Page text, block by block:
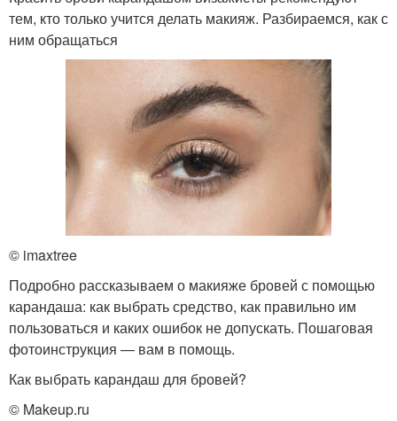
тем, кто только учится делать макияж. Разбираемся, как с
ним обращаться
© imaxtree
Подробно рассказываем о макияже бровей с помощью
карандаша: как выбрать средство, как правильно им
пользоваться и каких ошибок не допускать. Пошаговая
фотоинструкция — вам в помощь.
Как выбрать карандаш для бровей?
© Makeup.ru